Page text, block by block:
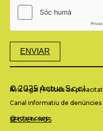
ENVIAR
© 2025 Actua S.c.c.l.
Avís legal |Política de privacitat
Canal informatiu de denúncies
SEGUEIX-NOS
@actua.coop